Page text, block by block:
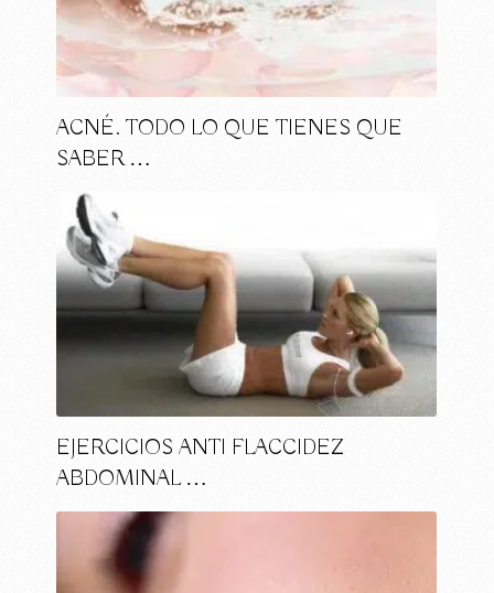
ACNÉ. TODO LO QUE TIENES QUE
SABER …
EJERCICIOS ANTI FLACCIDEZ
ABDOMINAL …